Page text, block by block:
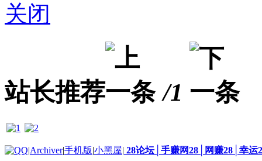
关闭
站长推荐 /1
|Archiver|手机版|小黑屋| 28论坛│手赚网28│网赚28│幸